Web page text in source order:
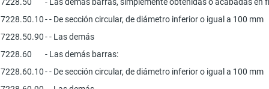
7228.50.10- - De sección circular, de diámetro inferior o igual a 100 mm
7228.50.90- - Las demás
7228.60
- Las demás barras:
7228.60.10- - De sección circular, de diámetro inferior o igual a 100 mm